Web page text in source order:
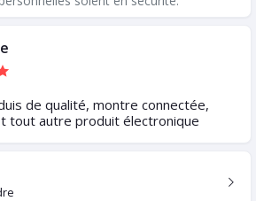
de qualité, montre connectée,
tout autre produit électronique